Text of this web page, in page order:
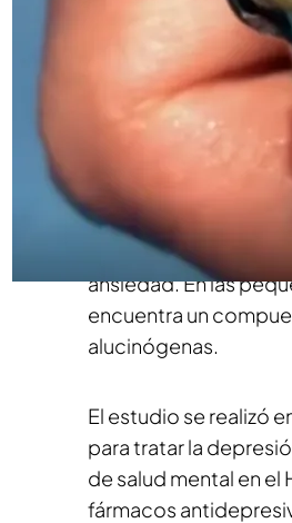
Compartir
Un estudio de la
frenar el consumo
informa Patricia
está en la sustancia
ansiedad. En las
encuentra un
alucinógenas.
El estudio se realizó
para tratar la
de salud mental en el
fármacos